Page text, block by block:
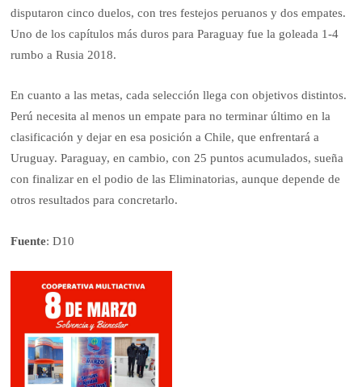
disputaron cinco duelos, con tres festejos peruanos y dos empates.
Uno de los capítulos más duros para Paraguay fue la goleada 1-4
rumbo a Rusia 2018.
En cuanto a las metas, cada selección llega con objetivos distintos.
Perú necesita al menos un empate para no terminar último en la
clasificación y dejar en esa posición a Chile, que enfrentará a
Uruguay. Paraguay, en cambio, con 25 puntos acumulados, sueña
con finalizar en el podio de las Eliminatorias, aunque depende de
otros resultados para concretarlo.
Fuente: D10